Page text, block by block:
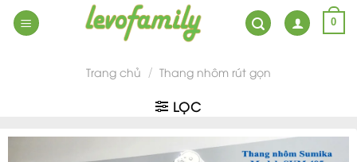
Skip
0
Trang chủ / Thang nhôm rút gọn
LỌC